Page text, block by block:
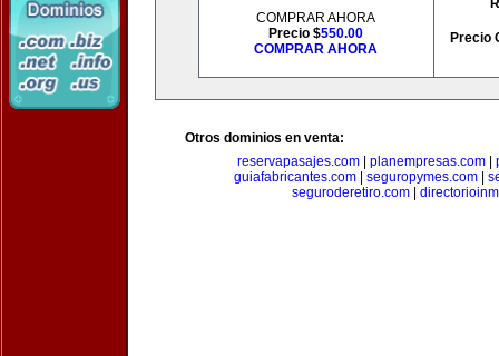
COMPRAR AHORA
Precio $550.00
COMPRAR AHORA
Precio
Otros dominios en venta:
reservapasajes.com
planempresas.com
guiafabricantes.com| seguropymes.com|
seguroderetiro.com|